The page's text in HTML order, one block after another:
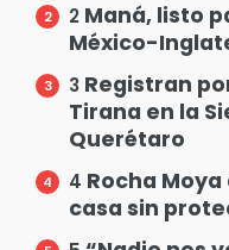
2 Maná, listo
México-
3 Registran
Tirana en la
Querétaro
4 Rocha
casa sin